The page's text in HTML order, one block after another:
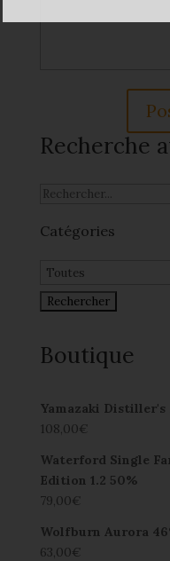
Recherche
Catégories
Boutique
Yamazaki Distiller's
108,00€
Waterford Single
Edition 1.2 50%
79,00€
Wolfburn Aurora
63,00€